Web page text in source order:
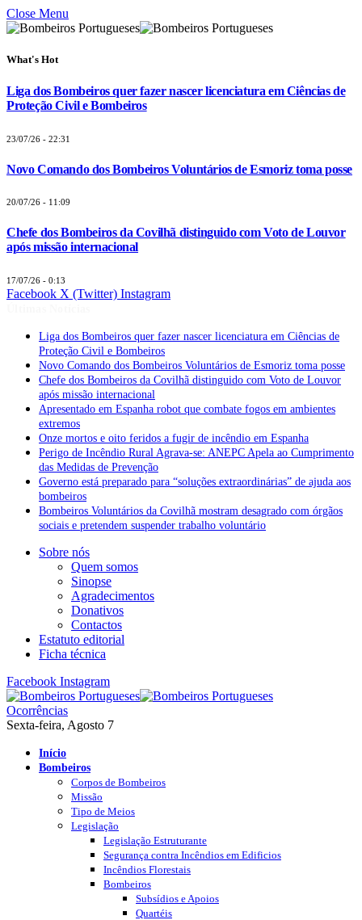
Close Menu
What's Hot
Liga dos Bombeiros quer fazer nascer licenciatura em Ciências de
Proteção Civil e Bombeiros
23/07/26 - 22:31
Novo Comando dos Bombeiros Voluntários de Esmoriz toma posse
20/07/26 - 11:09
Chefe dos Bombeiros da Covilhã distinguido com Voto de Louvor
após missão internacional
17/07/26 - 0:13
Facebook X (Twitter) Instagram
Liga dos Bombeiros quer fazer nascer licenciatura em Ciências de
Proteção Civil e Bombeiros
Novo Comando dos Bombeiros Voluntários de Esmoriz toma posse
Chefe dos Bombeiros da Covilhã distinguido com Voto de Louvor
após missão internacional
Apresentado em Espanha robot que combate fogos em ambientes
extremos
Onze mortos e oito feridos a fugir de incêndio em Espanha
Perigo de Incêndio Rural Agrava-se: ANEPC Apela ao Cumprimento
das Medidas de Prevenção
Governo está preparado para “soluções extraordinárias” de ajuda aos
bombeiros
Bombeiros Voluntários da Covilhã mostram desagrado com órgãos
sociais e pretendem suspender trabalho voluntário
Sobre nós
Quem somos
Sinopse
Agradecimentos
Donativos
Contactos
Estatuto editorial
Ficha técnica
Facebook Instagram
Ocorrências
Sexta-feira, Agosto 7
Início
Bombeiros
Corpos de Bombeiros
Missão
Tipo de Meios
Legislação
Legislação Estruturante
Segurança contra Incêndios em Edificios
Incêndios Florestais
Bombeiros
Subsídios e Apoios
Quartéis